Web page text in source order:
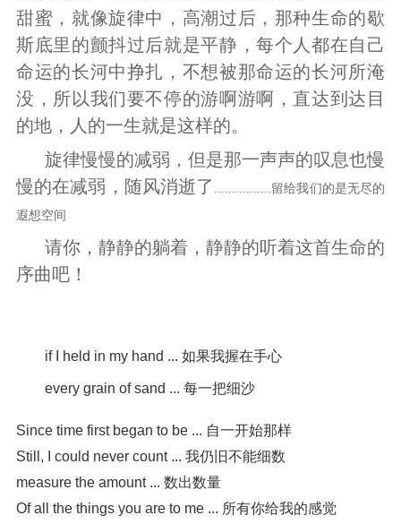
甜蜜，就像旋律中，高潮过后，那种生命的歇
斯底里的颤抖过后就是平静，每个人都在自己
命运的长河中挣扎，不想被那命运的长河所淹
没，所以我们要不停的游啊游啊，直达到达目
的地，人的一生就是这样的。
旋律慢慢的减弱，但是那一声声的叹息也慢
慢的在减弱，随风消逝了 ................留给我们的是无尽的
遐想空间
请你，静静的躺着，静静的听着这首生命的
序曲吧！
if I held in my hand ... 如果我握在手心
every grain of sand ... 每一把细沙
Since time first began to be ... 自一开始那样
Still, I could never count ... 我仍旧不能细数
measure the amount ... 数出数量
Of all the things you are to me ... 所有你给我的感觉